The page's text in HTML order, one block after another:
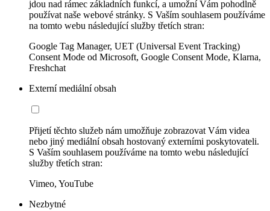
jdou nad rámec základních funkcí, a umožní Vám pohodlně
používat naše webové stránky. S Vaším souhlasem používáme
na tomto webu následující služby třetích stran:
Google Tag Manager, UET (Universal Event Tracking)
Consent Mode od Microsoft, Google Consent Mode, Klarna,
Freshchat
Externí mediální obsah
Přijetí těchto služeb nám umožňuje zobrazovat Vám videa
nebo jiný mediální obsah hostovaný externími poskytovateli.
S Vaším souhlasem používáme na tomto webu následující
služby třetích stran:
Vimeo, YouTube
Nezbytné